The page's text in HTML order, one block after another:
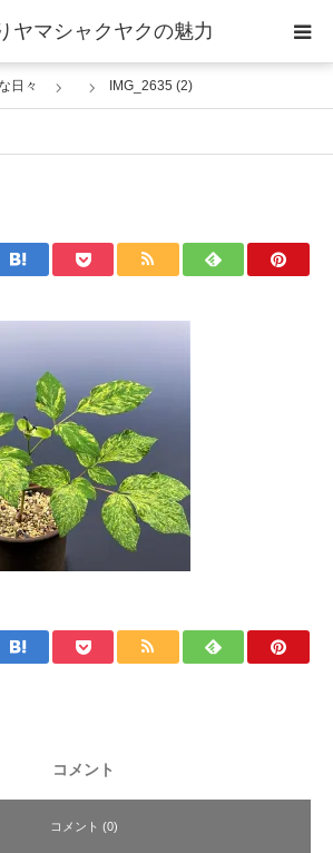
ヤマシャクヤクの魅力
日々 IMG_2635 (2)
コメント
コメント (0)
て
クヤクの魅力 ギャラリー